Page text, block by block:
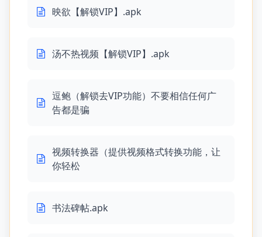
映欲【解锁VIP】.apk
汤不热视频【解锁VIP】.apk
逗鲍（解锁去VIP功能）不要相信任何广
告都是骗
视频转换器（提供视频格式转换功能，让
你轻松
书法碑帖.apk